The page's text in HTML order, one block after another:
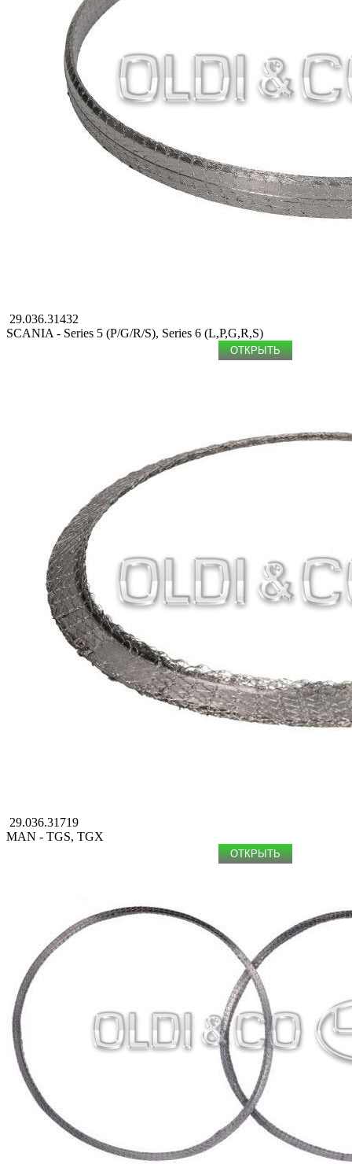
29.036.31432
SCANIA - Series 5 (P/G/R/S), Series 6 (L,P,G,R,S)
ОТКРЫТЬ
29.036.31719
MAN - TGS, TGX
ОТКРЫТЬ